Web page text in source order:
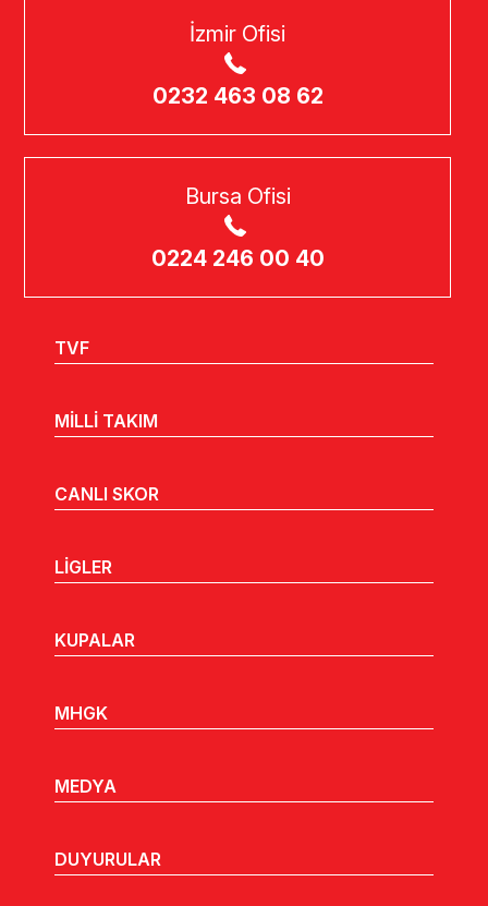
İzmir Ofisi
0232 463 08 62
Bursa Ofisi
0224 246 00 40
TVF
MİLLİ TAKIM
CANLI SKOR
LİGLER
KUPALAR
MHGK
MEDYA
DUYURULAR